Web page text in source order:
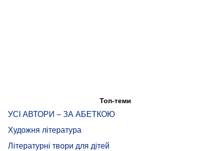
Топ-теми
УСІ АВТОРИ – ЗА АБЕТКОЮ
Художня література
Літературні твори для дітей